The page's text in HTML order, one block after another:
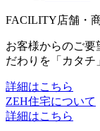
FACILITY店舗・
お客様からのご要
だわりを「カタチ
詳細はこちら
ZEH住宅について
詳細はこちら